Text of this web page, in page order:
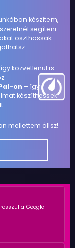
készítem,
segíteni
oszthassak
közvetlenül is
on – így
készíthessek
mellettem állsz!
a Google-